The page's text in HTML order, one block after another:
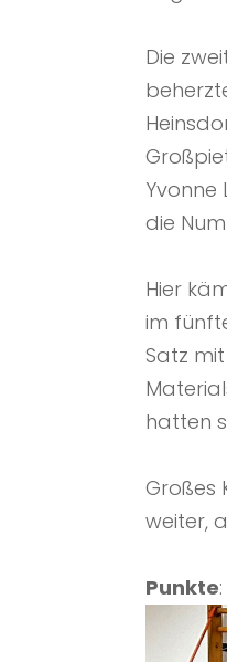
Die
die
Hier
im
Satz
hatten
Großes
weiter,
Punkte